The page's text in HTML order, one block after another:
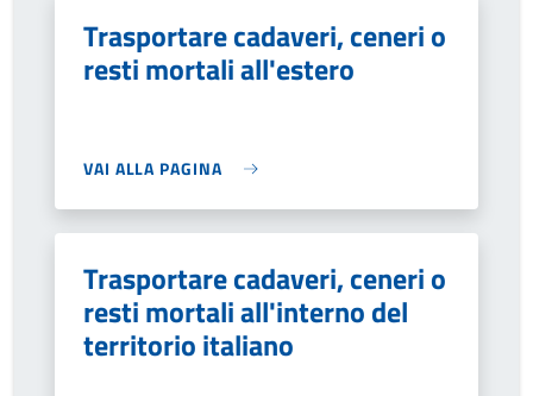
Trasportare cadaveri, ceneri o
resti mortali all'estero
VAI ALLA PAGINA
Trasportare cadaveri, ceneri o
resti mortali all'interno del
territorio italiano